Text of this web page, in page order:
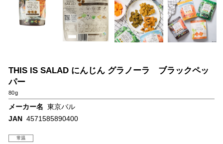
THIS IS SALAD にんじん グラノーラ ブラックペッ
パー
80g
メーカー名 東京バル
JAN 4571585890400
常温